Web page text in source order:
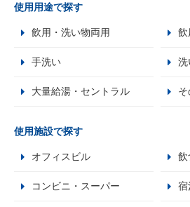
使用用途で探す
飲用・洗い物両用 飲
手洗い 洗
大量給湯・セントラル
使用施設で探す
オフィスビル 飲
コンビニ・スーパー 宿